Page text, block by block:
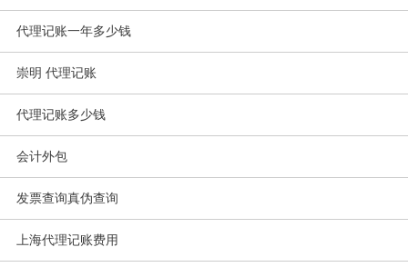
代理记账一年多少钱
崇明 代理记账
代理记账多少钱
会计外包
发票查询真伪查询
上海代理记账费用